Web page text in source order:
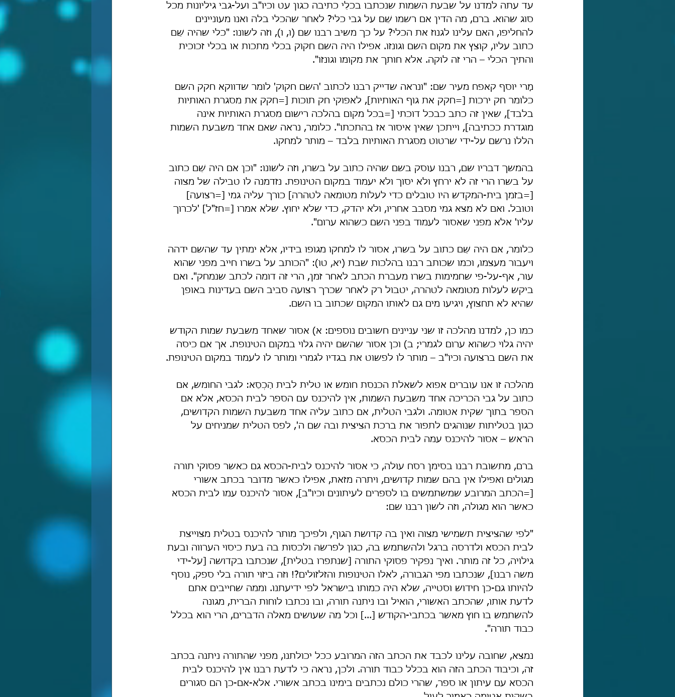
עד עתה למדנו על שבעת השמות שנכתבו בכלֵי כתיבה כגון עט וכיו"ב ועל-גבי גיליונות מכל
סוג שהוא. ברם, מה הדין אם רשמו שֵׁם על גבי כלי? לאחר שהכלי בלה ואנו מעוניינים
להחליפו, האם עלינו לגנוז את הכלי? על כך משיב רבנו שם (ו, ו), וזה לשונו: "כלי שהיה שֵׁם
כתוב עליו, קוצץ את מקום השם וגונזו. אפילו היה השם חקוק בכלי מתכות או בכלי זכוכית
והתיך הכלי – הרי זה לוקה. אלא חותך את מקומו וגונזו".
מָרי יוסף קאפח מעיר שם: "ונראה שדייק רבנו לכתוב 'השם חקוק' לומר שדווקא חקק השם
כלומר חק ירכות [=חקק את גוף האותיות], לאפוקי חק תוכות [=חקק את מסגרת האותיות
בלבד], שאין זה כתב כבכל דוכתי [=בכל מקום בהלכה רישום מסגרת האותיות אינה
מוגדרת ככתיבה], וייתכן שאין איסור אז בהתכתו". כלומר, נראה שאם אחד משבעת השמות
הללו נרשם על-ידי שרטוט מסגרת האותיות בלבד – מותר למחקו.
בהמשך דבריו שם, רבנו עוסק בשם שהיה כתוב על בשרו, וזה לשונו: "וכן אם היה שֵׁם כתוב
על בשרו הרי זה לא ירחץ ולא יסוך ולא יעמוד במקום הטינופת. נזדמנה לו טבילה של מצוה
[=בזמן בית-המקדש היו טובלים כדי לעלות מטומאה לטהרה] כורך עליה גמי [=רצועה]
וטובל. ואם לא מצא גמי מסבב אחריו, ולא יהדק, כדי שלא יחוץ. שלא אמרו [=חז"ל] 'לכרוך
עליו' אלא מפני שאסור לעמוד בפני השם כשהוא ערום".
כלומר, אם היה שֵׁם כתוב על בשרו, אסור לו למחקו מגופו בידיו, אלא ימתין עד שהשם ידהה
ויעבור מעצמו, וכמו שכותב רבנו בהלכות שבת (יא, טו): "הכותב על בשרו חייב מפני שהוא
עור, אף-על-פי שחמימות בשרו מעברת הכתב לאחר זמן, הרי זה דומה לכתב שנמחק". ואם
ביקש לעלות מטומאה לטהרה, יטבול רק לאחר שכרך רצועה סביב השם בעדינות באופן
שהיא לא תחצוץ, ויגיעו מים גם לאותו המקום שכתוב בו השם.
כמו כן, למדנו מהלכה זו שני עניינים חשובים נוספים: א) אסור שאחד משבעת שמות הקודש
יהיה גלוי כשהוא ערום לגמרי; ב) וכן אסור שהשם יהיה גלוי במקום הטינופת. אך אם כיסה
את השם ברצועה וכיו"ב – מותר לו לפשוט את בגדיו לגמרי ומותר לו לעמוד במקום הטינופת.
מהלכה זו אנו עוברים אפוא לשאלת הכנסת חומש או טלית לבית הַכְסֵא: לגבי החומש, אם
כתוב על גבי הכריכה אחד משבעת השמות, אין להיכנס עם הספר לבית הכסא, אלא אם
הספר בתוך שקית אטומה. ולגבי הטלית, אם כתוב עליה אחד משבעת השמות הקדושים,
כגון בטליתות שנוהגים לתפור את ברכת הציצית ובה שם ה', לפס הטלית שמניחים על
הראש – אסור להיכנס עמה לבית הכסא.
ברם, מתשובת רבנו בסימן רסח עולה, כי אסור להיכנס לבית-הכסא גם כאשר פסוקי תורה
מגולים ואפילו אין בהם שמות קדושים, ויתרה מזאת, אפילו כאשר מדובר בכתב אשורי
[=הכתב המרובע שמשתמשים בו לספרים לעיתונים וכיו"ב], אסור להיכנס עמו לבית הכסא
כאשר הוא מגולה, וזה לשון רבנו שם:
"לפי שהציצית תשמישי מצוה ואין בה קדושת הגוף, ולפיכך מותר להיכנס בטלית מצוייצת
לבית הכסא ולדרסה ברגל ולהשתמש בה, כגון לפרשׂה ולכסות בה בעת כיסוי הערווה ובעת
גילויה, כל זה מותר. ואיך נפקיר פסוקי התורה [שנתפרו בטלית], שנכתבו בקדושה [על-ידי
משה רבנו], שנכתבו מפי הגבורה, לאלו הטינופות והזלזולים?! וזה ביזוי תורה בלי ספק, נוסף
להיותו גם-כן חידוש וסטייה, שלא היה כמותו בישראל לפי ידיעתנו. וממה שחייבים אתם
לדעת אותו, שהכתב האשורי, הואיל ובו ניתנה תורה, ובו נכתבו לוחות הברית, מגונה
להשתמש בו חוץ מאשר בכתבי-הקודש [...] וכל מה שעושים מאלה הדברים, הרי הוא בכלל
כבוד תורה".
נמצא, שחובה עלינו לכבד את הכתב הזה המרובע ככל יכולתנו, מפני שהתורה ניתנה בכתב
זה, וכיבוד הכתב הזה הוא בכלל כבוד תורה. ולכן, נראה כי לדעת רבנו אין להיכנס לבית
הכסא עם עיתון או ספר, שהרי כולם נכתבים בימינו בכתב אשורי. אלא-אם-כן הם סגורים